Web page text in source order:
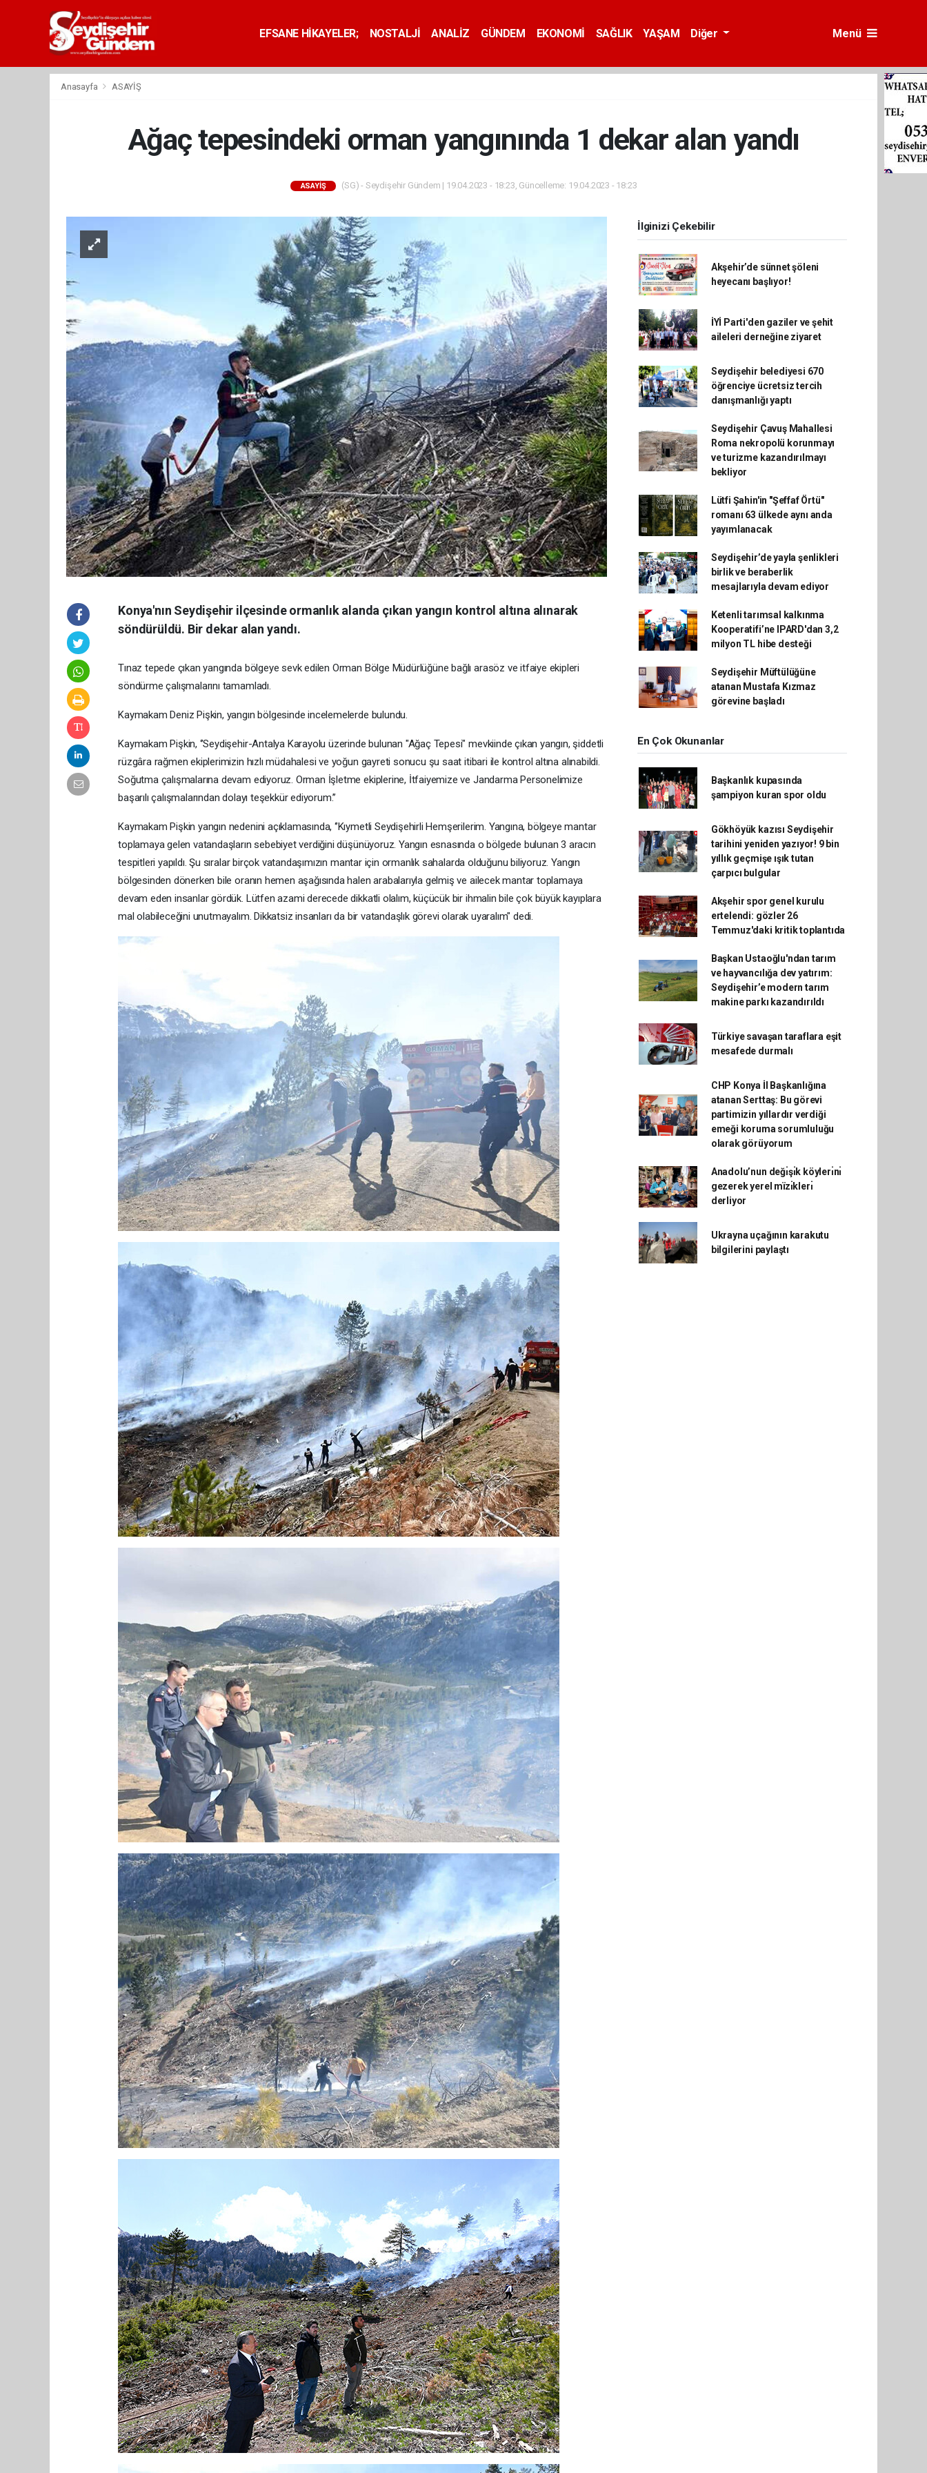
EFSANE HİKAYELER; NOSTALJİ ANALİZ GÜNDEM EKONOMİ SAĞLIK YAŞAM Diğer Menü
Anasayfa ASAYİŞ
Ağaç tepesindeki orman yangınında 1 dekar alan yandı
ASAYİŞ (SG) - Seydişehir Gündem | 19.04.2023 - 18:23, Güncelleme: 19.04.2023 - 18:23
Konya'nın Seydişehir ilçesinde ormanlık alanda çıkan yangın kontrol altına alınarak
söndürüldü. Bir dekar alan yandı.
Tınaz tepede çıkan yangında bölgeye sevk edilen Orman Bölge Müdürlüğüne bağlı arasöz ve itfaiye ekipleri
söndürme çalışmalarını tamamladı.
Kaymakam Deniz Pişkin, yangın bölgesinde incelemelerde bulundu.
Kaymakam Pişkin, ‘’Seydişehir-Antalya Karayolu üzerinde bulunan "Ağaç Tepesi" mevkiinde çıkan yangın, şiddetli
rüzgâra rağmen ekiplerimizin hızlı müdahalesi ve yoğun gayreti sonucu şu saat itibari ile kontrol altına alınabildi.
Soğutma çalışmalarına devam ediyoruz. Orman İşletme ekiplerine, İtfaiyemize ve Jandarma Personelimize
başarılı çalışmalarından dolayı teşekkür ediyorum.’’
Kaymakam Pişkin yangın nedenini açıklamasında, ‘’Kıymetli Seydişehirli Hemşerilerim. Yangına, bölgeye mantar
toplamaya gelen vatandaşların sebebiyet verdiğini düşünüyoruz. Yangın esnasında o bölgede bulunan 3 aracın
tespitleri yapıldı. Şu sıralar birçok vatandaşımızın mantar için ormanlık sahalarda olduğunu biliyoruz. Yangın
bölgesinden dönerken bile oranın hemen aşağısında halen arabalarıyla gelmiş ve ailecek mantar toplamaya
devam eden insanlar gördük. Lütfen azami derecede dikkatli olalım, küçücük bir ihmalin bile çok büyük kayıplara
mal olabileceğini unutmayalım. Dikkatsiz insanları da bir vatandaşlık görevi olarak uyaralım" dedi.
İlginizi Çekebilir
Akşehir’de sünnet şöleni
heyecanı başlıyor!
İYİ Parti'den gaziler ve şehit
aileleri derneğine ziyaret
Seydişehir belediyesi 670
öğrenciye ücretsiz tercih
danışmanlığı yaptı
Seydişehir Çavuş Mahallesi
Roma nekropolü korunmayı
ve turizme kazandırılmayı
bekliyor
Lütfi Şahin'in "Şeffaf Örtü"
romanı 63 ülkede aynı anda
yayımlanacak
Seydişehir’de yayla şenlikleri
birlik ve beraberlik
mesajlarıyla devam ediyor
Ketenli tarımsal kalkınma
Kooperatifi’ne IPARD'dan 3,2
milyon TL hibe desteği
Seydişehir Müftülüğüne
atanan Mustafa Kızmaz
görevine başladı
En Çok Okunanlar
Başkanlık kupasında
şampiyon kuran spor oldu
Gökhöyük kazısı Seydişehir
tarihini yeniden yazıyor! 9 bin
yıllık geçmişe ışık tutan
çarpıcı bulgular
Akşehir spor genel kurulu
ertelendi: gözler 26
Temmuz'daki kritik toplantıda
Başkan Ustaoğlu'ndan tarım
ve hayvancılığa dev yatırım:
Seydişehir’e modern tarım
makine parkı kazandırıldı
Türkiye savaşan taraflara eşit
mesafede durmalı
CHP Konya İl Başkanlığına
atanan Serttaş: Bu görevi
partimizin yıllardır verdiği
emeği koruma sorumluluğu
olarak görüyorum
Anadolu’nun değı̇şı̇k köylerı̇nı̇
gezerek yerel mïzı̇klerı̇
derliyor
Ukrayna uçağının karakutu
bilgilerini paylaştı